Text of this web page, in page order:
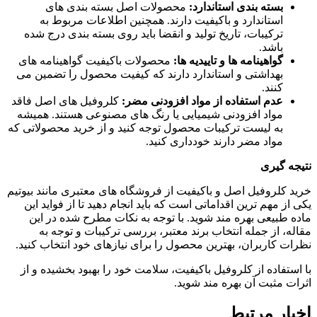
بسته بندی استاندارد: محصولات اصل بسته بندی های
استاندارد و باکیفیت دارند. همچنین اطلاعات مربوط به
ترکیبات، تاریخ تولید و انقضا باید روی بسته بندی درج شده
باشد.
گواهینامه ها و تاییدیه ها: محصولات باکیفیت گواهینامه های
بهداشتی و استاندارد دارند که کیفیت محصول را تضمین می
کنند.
عدم استفاده از مواد افزودنی مضر: کلروفیل های اصل فاقد
مواد افزودنی شیمیایی یا رنگ های مصنوعی هستند. همیشه
به لیست ترکیبات محصول توجه کنید و از خرید محصولاتی که
مواد مضر دارند خودداری کنید.
نتیجه گیری
خرید کلروفیل اصل و باکیفیت از فروشگاه های معتبری مانند بیوتیم
یکی از مهم ترین اقداماتی است که باید انجام دهید تا از فواید این
ماده طبیعی بهره مند شوید. با توجه به نکات مطرح شده در این
مقاله، از جمله انتخاب برند معتبر، بررسی ترکیبات و توجه به
نظرات کاربران، بهترین محصول را برای نیازهای خود انتخاب کنید.
با استفاده از کلروفیل باکیفیت، سلامت خود را بهبود بخشیده و از
اثرات مثبت آن بهره مند شوید.